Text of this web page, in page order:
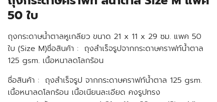
50 ใบ
ถุงกระดาษน้ำตาลหูเกลียว ขนาด 21 x 11 x 29 ซม. แพค 50
ใบ (Size M)ชื่อสินค้า : ถุงสำเร็จรูปจากกระดาษคราฟท์น้ำตาล
125 gsm. เนื้อหนาลดโลกร้อน
ชื่อสินค้า : ถุงสำเร็จรูป จากกระดาษคราฟท์น้ำตาล 125 gsm.
เนื้อหนาลดโลกร้อน เนื้อเนียนละเอียด คงรูปทรง